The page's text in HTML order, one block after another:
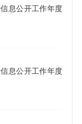
息公开工作年度
息公开工作年度